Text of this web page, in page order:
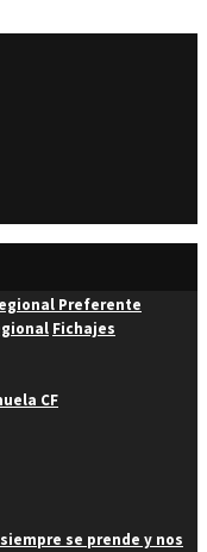
Preferente
Fichajes
CF
se prende y nos